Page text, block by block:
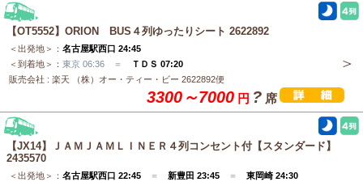
【OT5552】ORION BUS４列ゆったりシート 2622892
＜出発地＞： 名古屋駅西口 24:45
＜到着地＞： 東京 06:36 ＝
ＴＤＳ 07:20
販売会社 : 楽天 （株）オー・ティー・ビー 2622892便
3300～7000 円 ? 席
【JX14】ＪＡＭＪＡＭＬＩＮＥＲ４列コンセント付【スタンダード】
2435570
＜出発地＞： 名古屋駅西口 22:45 ＝ 新豊田 23:45 ＝ 東岡崎 24:30